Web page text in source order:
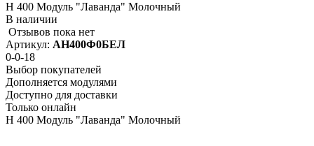
Н 400 Модуль "Лаванда" Молочный
В наличии
Отзывов пока нет
Артикул: АН400Ф0БЕЛ
0-0-18
Выбор покупателей
Дополняется модулями
Доступно для доставки
Только онлайн
Н 400 Модуль "Лаванда" Молочный